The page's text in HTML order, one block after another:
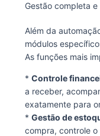
Gestão completa
Além da
módulos
As funções mais
* Controle
a receber,
exatamente para
* Gestão de
compra, controle o